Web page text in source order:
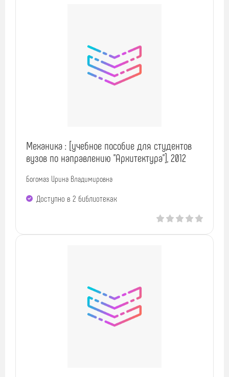
Механика : [учебное пособие для студентов
вузов по направлению "Архитектура"], 2012
Богомаз Ирина Владимировна
Доступно в 2 библиотеках